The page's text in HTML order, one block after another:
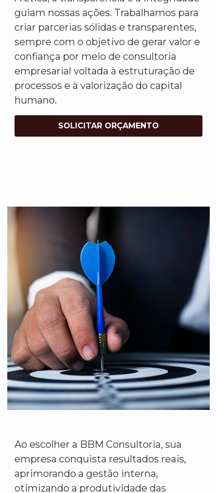
guiam nossas ações. Trabalhamos para
criar parcerias sólidas e transparentes,
sempre com o objetivo de gerar valor e
confiança por meio de consultoria
empresarial voltada à estruturação de
processos e à valorização do capital
humano.
SOLICITAR ORÇAMENTO
Ao escolher a BBM Consultoria, sua
empresa conquista resultados reais,
aprimorando a gestão interna,
otimizando a produtividade das